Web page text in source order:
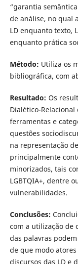
“garantia
de análise, no qual
LD enquanto texto,
enquanto prática
Método: Utiliza os
bibliográfica, com
Resultado: Os
Dialético-
ferramentas e
questões
na representação
principalmente
minorizados, tais
LGBTQIA+, dentre
vulnerabilidades.
Conclusões:
com a utilização de
das palavras
de que modo
discursos das LD e